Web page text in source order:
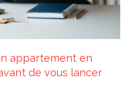
appartement en
de vous lancer